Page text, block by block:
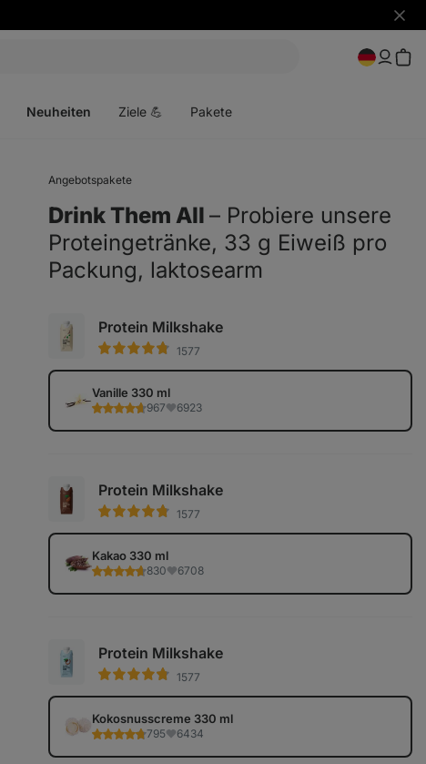
Neuheiten Ziele 💪 Pakete
Angebotspakete
Drink Them All ⁠–⁠ Probiere unsere
Proteingetränke, 33 g Eiweiß pro
Packung, laktosearm
Protein Milkshake
1577
Vanille 330 ml
967 6923
Protein Milkshake
1577
Kakao 330 ml
830 6708
Protein Milkshake
1577
Kokosnusscreme 330 ml
795 6434